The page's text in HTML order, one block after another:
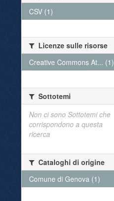
CSV (1)
Licenze sulle risorse
Creative Commons At... (1)
Sottotemi
Non ci sono Sottotemi che
corrispondono a questa
ricerca
Cataloghi di origine
Comune di Genova (1)